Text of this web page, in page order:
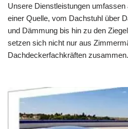
Unsere Dienstleistungen
einer Quelle, vom Dachstuhl über
und Dämmung bis hin zu den
setzen sich nicht nur aus
Dachdeckerfachkräften zusammen.